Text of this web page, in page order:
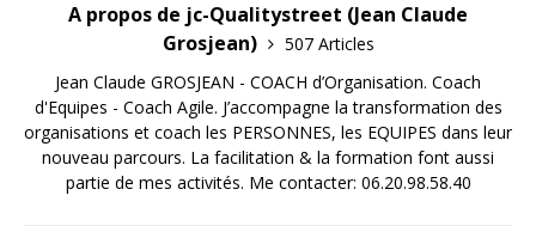
A propos de jc-Qualitystreet (Jean Claude
Grosjean)
507 Articles
Jean Claude GROSJEAN - COACH d’Organisation. Coach
d'Equipes - Coach Agile. J’accompagne la transformation des
organisations et coach les PERSONNES, les EQUIPES dans leur
nouveau parcours. La facilitation & la formation font aussi
partie de mes activités. Me contacter: 06.20.98.58.40